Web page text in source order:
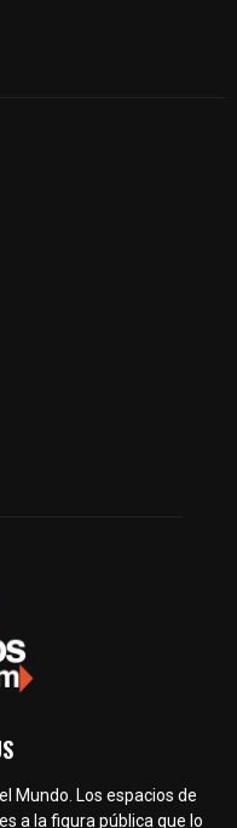
Mundo. Los espacios de
a la figura pública que lo